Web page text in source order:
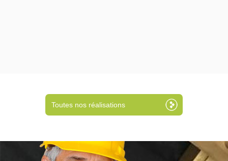
Toutes nos réalisations